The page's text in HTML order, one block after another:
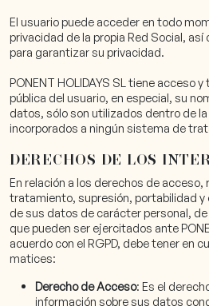
El usuario puede acceder en todo
privacidad de la propia Red Social,
para garantizar su privacidad.
PONENT HOLIDAYS SL tiene acceso
pública del usuario, en especial, su
datos, sólo son utilizados dentro de la
incorporados a ningún sistema de
DERECHOS DE LOS
En relación a los derechos de
tratamiento, supresión, portabilidad
de sus datos de carácter personal,
que pueden ser ejercitados ante
acuerdo con el RGPD, debe tener en
matices:
Derecho de Acceso: Es el
información sobre sus datos